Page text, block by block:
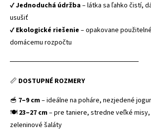
✔Jednoduchá údržba– látka sa ľahko čistí,
usušiť
✔ Ekologické riešenie – opakovane
domácemu rozpočtu
──────────────────────────
📏 DOSTUPNÉ ROZMERY
🥣 7–9 cm– ideálne na poháre, nezjedené
🍽 23–27 cm– pre taniere, stredne veľké
zeleninové šaláty